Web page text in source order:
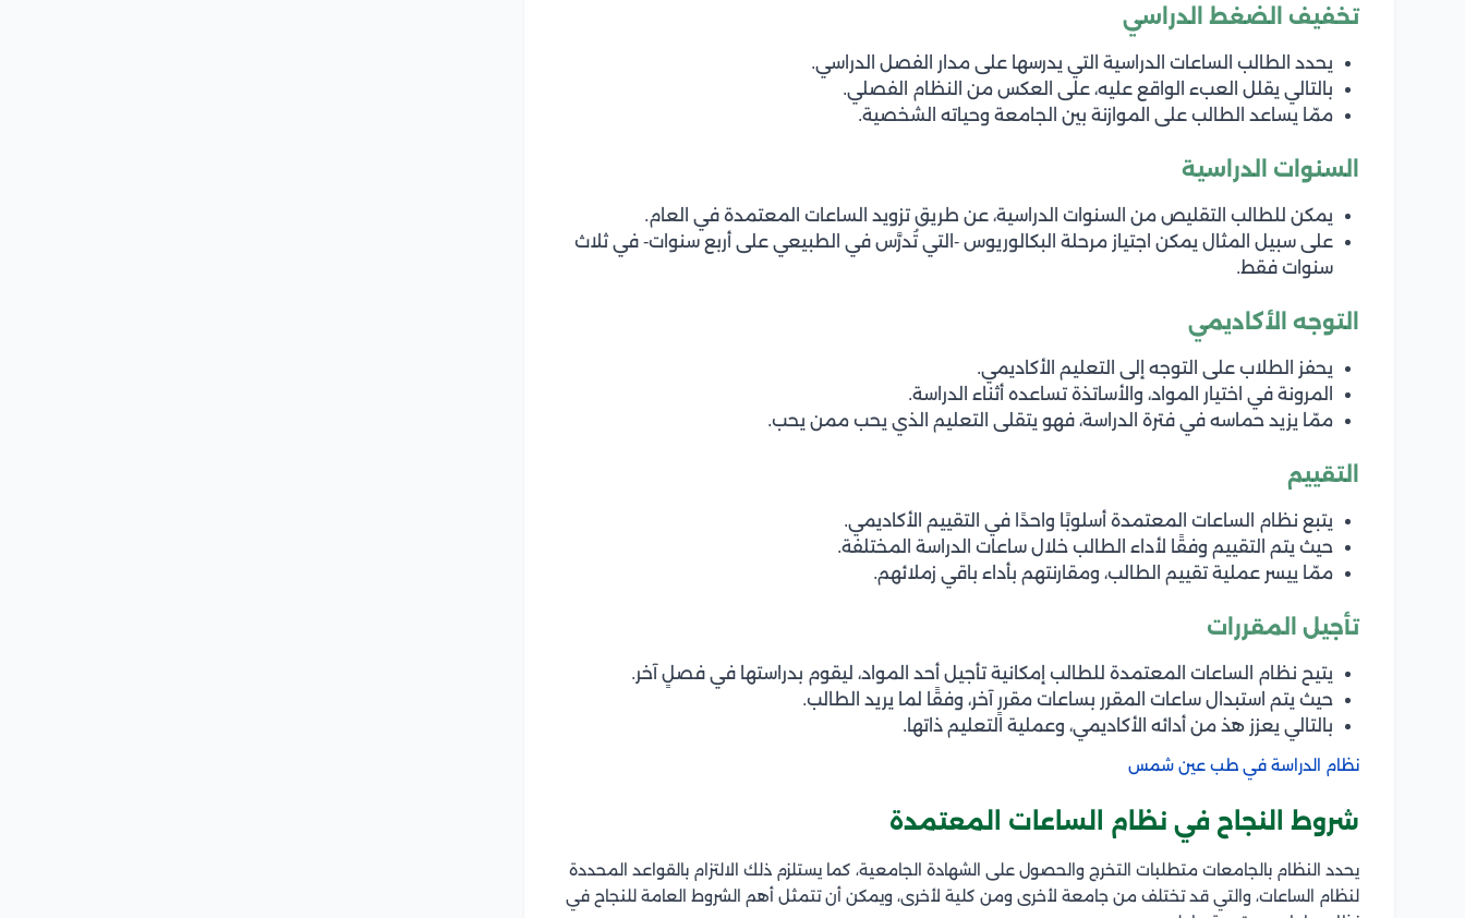
تخفيف الضغط الدراسي
يحدد الطالب الساعات الدراسية التي يدرسها على مدار الفصل الدراسي.
بالتالي يقلل العبء الواقع عليه، على العكس من النظام الفصلي.
ممّا يساعد الطالب على الموازنة بين الجامعة وحياته الشخصية.
السنوات الدراسية
يمكن للطالب التقليص من السنوات الدراسية، عن طريق تزويد الساعات المعتمدة في العام.
على سبيل المثال يمكن اجتياز مرحلة البكالوريوس -التي تُدرَّس في الطبيعي على أربع سنوات- في ثلاث
سنوات فقط.
التوجه الأكاديمي
يحفز الطلاب على التوجه إلى التعليم الأكاديمي.
المرونة في اختيار المواد، والأساتذة تساعده أثناء الدراسة.
ممّا يزيد حماسه في فترة الدراسة، فهو يتقلى التعليم الذي يحب ممن يحب.
التقييم
يتبع نظام الساعات المعتمدة أسلوبًا واحدًا في التقييم الأكاديمي.
حيث يتم التقييم وفقًا لأداء الطالب خلال ساعات الدراسة المختلفة.
ممّا ييسر عملية تقييم الطالب، ومقارنتهم بأداء باقي زملائهم.
تأجيل المقررات
يتيح نظام الساعات المعتمدة للطالب إمكانية تأجيل أحد المواد، ليقوم بدراستها في فصلٍ آخر.
حيث يتم استبدال ساعات المقرر بساعات مقررٍ آخر، وفقًا لما يريد الطالب.
بالتالي يعزز هذ من أدائه الأكاديمي، وعملية التعليم ذاتها.
نظام الدراسة في طب عين شمس
شروط النجاح في نظام الساعات المعتمدة
يحدد النظام بالجامعات متطلبات التخرج والحصول على الشهادة الجامعية، كما يستلزم ذلك الالتزام بالقواعد المحددة
لنظام الساعات، والتي قد تختلف من جامعة لأخرى ومن كلية لأخرى، ويمكن أن تتمثل أهم الشروط العامة للنجاح في